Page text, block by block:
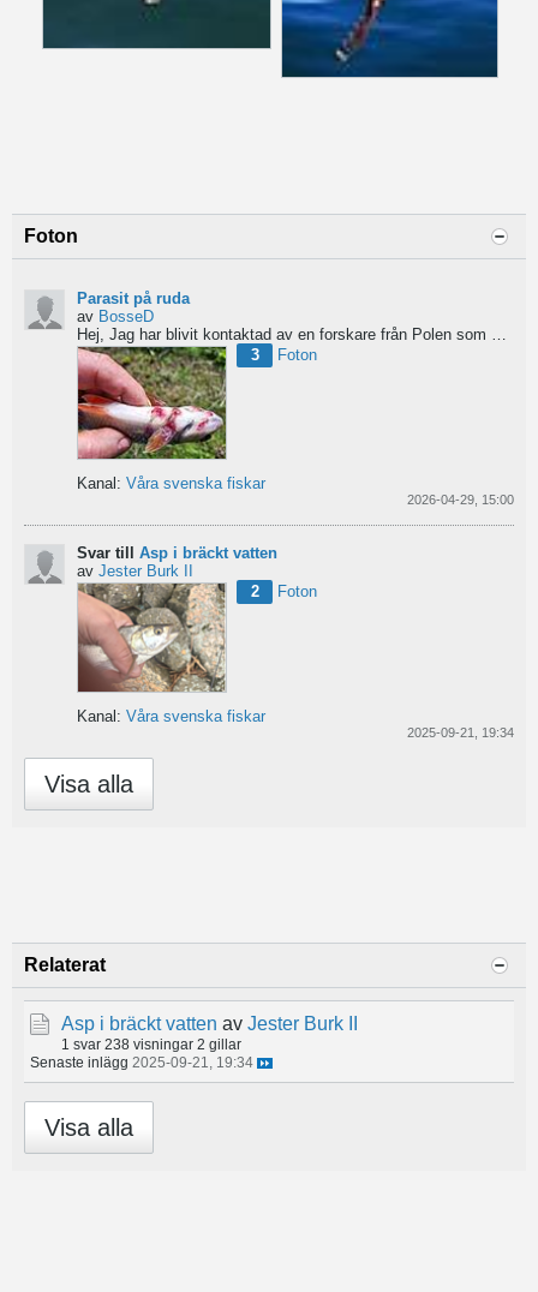
Foton
Parasit på ruda
av BosseD
Hej, Jag har blivit kontaktad av en forskare från Polen som är på jakt efter material av...
3
Foton
Kanal: Våra svenska fiskar
2026-04-29, 15:00
Svar till Asp i bräckt vatten
av Jester Burk II
2
Foton
Kanal: Våra svenska fiskar
2025-09-21, 19:34
Visa alla
Relaterat
Asp i bräckt vatten av Jester Burk II
1 svar 238 visningar 2 gillar
Senaste inlägg 2025-09-21, 19:34
Visa alla